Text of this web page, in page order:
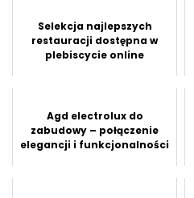
Selekcja najlepszych
restauracji dostępna w
plebiscycie online
Agd electrolux do
zabudowy – połączenie
elegancji i funkcjonalności